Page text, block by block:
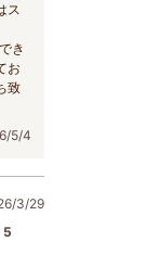
ス
き
お
致
5/4
3/29
5